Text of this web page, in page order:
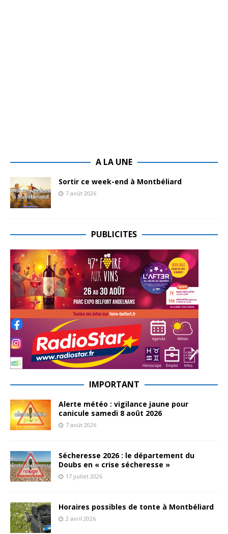
A LA UNE
Sortir ce week-end à Montbéliard
7 août 2026
PUBLICITES
IMPORTANT
Alerte météo : vigilance jaune pour
canicule samedi 8 août 2026
7 août 2026
Sécheresse 2026 : le département du
Doubs en « crise sécheresse »
17 juillet 2026
Horaires possibles de tonte à Montbéliard
2 avril 2026